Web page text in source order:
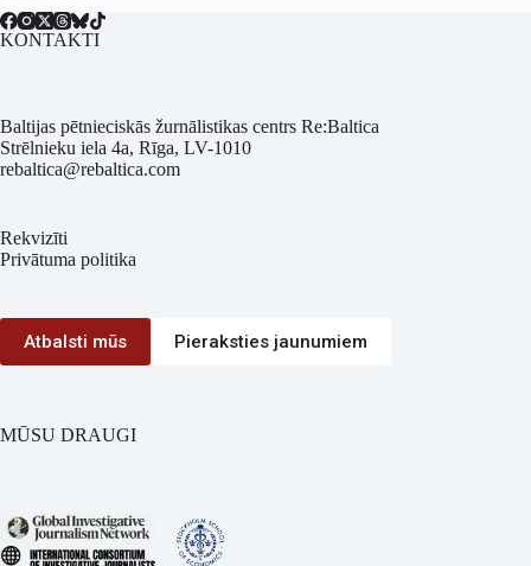
KONTAKTI
Baltijas pētnieciskās žurnālistikas centrs Re:Baltica
Strēlnieku iela 4a, Rīga, LV-1010
rebaltica@rebaltica.com
Rekvizīti
Privātuma politika
Atbalsti mūs Pieraksties jaunumiem
MŪSU DRAUGI